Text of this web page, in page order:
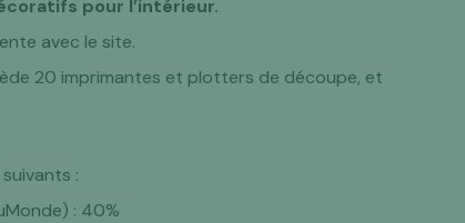
pour l’intérieur.
avec le site.
20 imprimantes et plotters de découpe, et
:
: 40%